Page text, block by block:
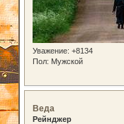
Уважение: +8134
Пол: Мужской
Веда
Рейнджер